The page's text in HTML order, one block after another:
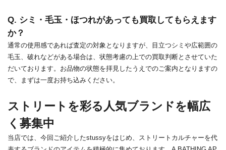
Q. シミ・毛玉・ほつれがあっても買取してもらえます
か？
通常の使用感であれば査定の対象となりますが、目立つシミや広範囲の
毛玉、破れなどがある場合は、状態考慮の上での買取判断とさせていた
だいております。お品物の状態を拝見したうえでのご案内となりますの
で、まずは一度お持ち込みください。
ストリートを彩る人気ブランドを幅広
く募集中
当店では、今回ご紹介したstussyをはじめ、ストリートカルチャーを代